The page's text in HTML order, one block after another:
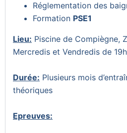
Réglementation des
Formation PSE1
Lieu: Piscine de Compiègne,
Mercredis et Vendredis de
Durée: Plusieurs mois
théoriques
Epreuves: